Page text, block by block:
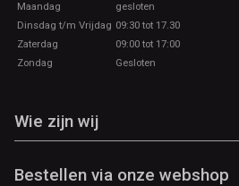
Maandag
gesloten
Dinsdag t/m Vrijdag 09:30 tot 17.30
Zaterdag
09:00 tot 17:00
Zondag
Gesloten
Wie zijn wij
Bestellen via onze webshop